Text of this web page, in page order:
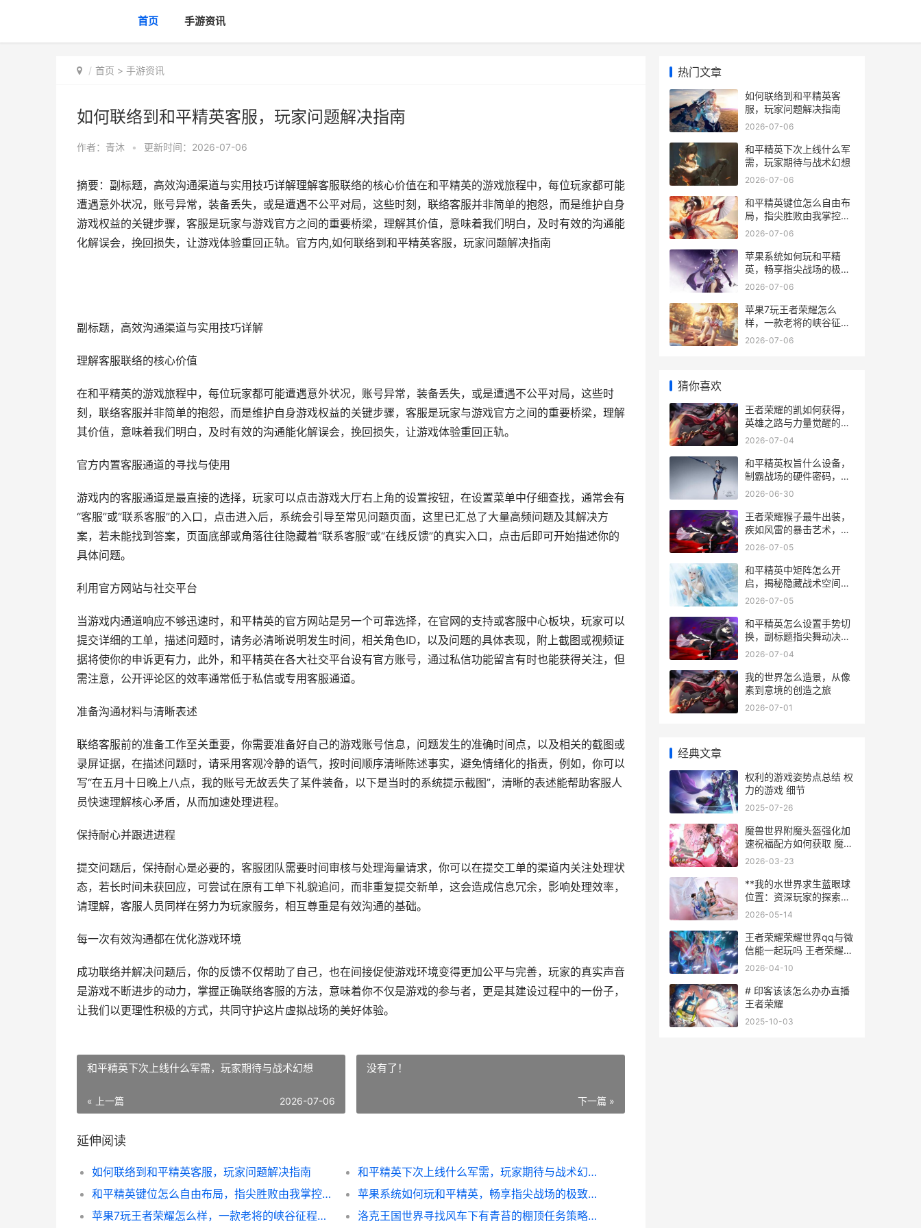
首页 手游资讯
首页 > 手游资讯
如何联络到和平精英客服，玩家问题解决指南
作者： 青沐 • 更新时间：2026-07-06
摘要：副标题，高效沟通渠道与实用技巧详解理解客服联络的核心价值在和平精英的游戏旅程中，每位玩家都可能
遭遇意外状况，账号异常，装备丢失，或是遭遇不公平对局，这些时刻，联络客服并非简单的抱怨，而是维护自身
游戏权益的关键步骤，客服是玩家与游戏官方之间的重要桥梁，理解其价值，意味着我们明白，及时有效的沟通能
化解误会，挽回损失，让游戏体验重回正轨。官方内,如何联络到和平精英客服，玩家问题解决指南
副标题，高效沟通渠道与实用技巧详解
理解客服联络的核心价值
在和平精英的游戏旅程中，每位玩家都可能遭遇意外状况，账号异常，装备丢失，或是遭遇不公平对局，这些时
刻，联络客服并非简单的抱怨，而是维护自身游戏权益的关键步骤，客服是玩家与游戏官方之间的重要桥梁，理解
其价值，意味着我们明白，及时有效的沟通能化解误会，挽回损失，让游戏体验重回正轨。
官方内置客服通道的寻找与使用
游戏内的客服通道是最直接的选择，玩家可以点击游戏大厅右上角的设置按钮，在设置菜单中仔细查找，通常会有
“客服”或“联系客服”的入口，点击进入后，系统会引导至常见问题页面，这里已汇总了大量高频问题及其解决方
案，若未能找到答案，页面底部或角落往往隐藏着“联系客服”或“在线反馈”的真实入口，点击后即可开始描述你的
具体问题。
利用官方网站与社交平台
当游戏内通道响应不够迅速时，和平精英的官方网站是另一个可靠选择，在官网的支持或客服中心板块，玩家可以
提交详细的工单，描述问题时，请务必清晰说明发生时间，相关角色ID，以及问题的具体表现，附上截图或视频证
据将使你的申诉更有力，此外，和平精英在各大社交平台设有官方账号，通过私信功能留言有时也能获得关注，但
需注意，公开评论区的效率通常低于私信或专用客服通道。
准备沟通材料与清晰表述
联络客服前的准备工作至关重要，你需要准备好自己的游戏账号信息，问题发生的准确时间点，以及相关的截图或
录屏证据，在描述问题时，请采用客观冷静的语气，按时间顺序清晰陈述事实，避免情绪化的指责，例如，你可以
写“在五月十日晚上八点，我的账号无故丢失了某件装备，以下是当时的系统提示截图”，清晰的表述能帮助客服人
员快速理解核心矛盾，从而加速处理进程。
保持耐心并跟进进程
提交问题后，保持耐心是必要的，客服团队需要时间审核与处理海量请求，你可以在提交工单的渠道内关注处理状
态，若长时间未获回应，可尝试在原有工单下礼貌追问，而非重复提交新单，这会造成信息冗余，影响处理效率，
请理解，客服人员同样在努力为玩家服务，相互尊重是有效沟通的基础。
每一次有效沟通都在优化游戏环境
成功联络并解决问题后，你的反馈不仅帮助了自己，也在间接促使游戏环境变得更加公平与完善，玩家的真实声音
是游戏不断进步的动力，掌握正确联络客服的方法，意味着你不仅是游戏的参与者，更是其建设过程中的一份子，
让我们以更理性积极的方式，共同守护这片虚拟战场的美好体验。
和平精英下次上线什么军需，玩家期待与战术幻想
« 上一篇 2026-07-06
没有了！
下一篇 »
延伸阅读
如何联络到和平精英客服，玩家问题解决指南
和平精英下次上线什么军需，玩家期待与战术幻想
和平精英键位怎么自由布局，指尖胜败由我掌控，副标题，自定义界面致胜之道
苹果系统如何玩和平精英，畅享指尖战场的极致体验
苹果7玩王者荣耀怎么样，一款老将的峡谷征程副标题
洛克王国世界寻找风车下有青苔的棚顶任务策略 洛克王国世界寻找三种药物
热门文章
如何联络到和平精英客
服，玩家问题解决指南
2026-07-06
和平精英下次上线什么军
需，玩家期待与战术幻想
2026-07-06
和平精英键位怎么自由布
局，指尖胜败由我掌控，
副标题，自定义界面致胜
2026-07-06
苹果系统如何玩和平精
英，畅享指尖战场的极致
体验
2026-07-06
苹果7玩王者荣耀怎么
样，一款老将的峡谷征程
副标题
2026-07-06
猜你喜欢
王者荣耀的凯如何获得，
英雄之路与力量觉醒的副
标题
2026-07-04
和平精英权旨什么设备，
制霸战场的硬件密码，副
标题，从手机到外设的终
2026-06-30
王者荣耀猴子最牛出装，
疾如风雷的暴击艺术，副
标题，三棍定江山的核心
2026-07-05
和平精英中矩阵怎么开
启，揭秘隐藏战术空间的
钥匙
2026-07-05
和平精英怎么设置手势切
换，副标题指尖舞动决胜
战场
2026-07-04
我的世界怎么造景，从像
素到意境的创造之旅
2026-07-01
经典文章
权利的游戏姿势点总结 权
力的游戏 细节
2025-07-26
魔兽世界附魔头盔强化加
速祝福配方如何获取 魔兽
世界怀旧服附魔头
2026-03-23
**我的水世界求生蓝眼球
位置：资深玩家的探索手
记**
2026-05-14
王者荣耀荣耀世界qq与微
信能一起玩吗 王者荣耀世
频
2026-04-10
# 印客该该怎么办办直播
王者荣耀
2025-10-03